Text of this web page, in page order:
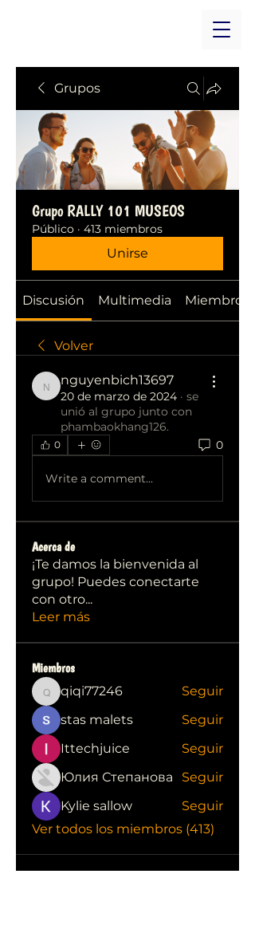
Grupos
Grupo RALLY 101 MUSEOS
Público · 413 miembros
Unirse
Discusión Multimedia Miembros
Volver
nguyenbich13697
nguyenbich13697
20 de marzo de 2024 · se
unió al grupo junto con
phambaokhang126.
0 0
Write a comment...
Acerca de
¡Te damos la bienvenida al
grupo! Puedes conectarte
con otro...
Leer más
Miembros
qiqi77246
qiqi77246
Seguir
stas malets
Seguir
Ittechjuice
Seguir
Юлия Степанова
Seguir
Kylie sallow
Seguir
Ver todos los miembros (413)